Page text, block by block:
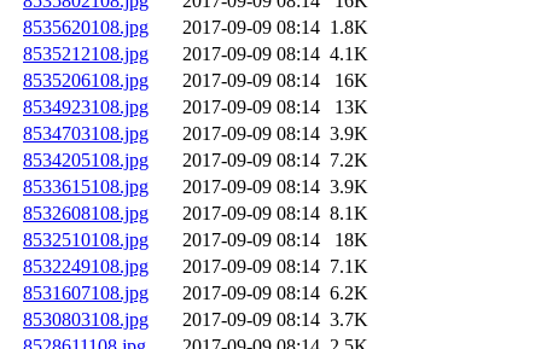
8535620108.jpg
2017-09-09 08:14 1.8K
8535212108.jpg
2017-09-09 08:14 4.1K
8535206108.jpg
2017-09-09 08:14
16K
8534923108.jpg
2017-09-09 08:14
13K
8534703108.jpg
2017-09-09 08:14 3.9K
8534205108.jpg
2017-09-09 08:14 7.2K
8533615108.jpg
2017-09-09 08:14 3.9K
8532608108.jpg
2017-09-09 08:14 8.1K
8532510108.jpg
2017-09-09 08:14
18K
8532249108.jpg
2017-09-09 08:14 7.1K
8531607108.jpg
2017-09-09 08:14 6.2K
8530803108.jpg
2017-09-09 08:14 3.7K